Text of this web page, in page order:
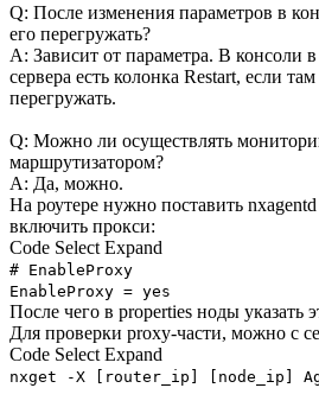
Q: После изменения параметров в
его перегружать?
A: Зависит от параметра. В консоли
сервера есть колонка Restart, если
перегружать.
Q: Можно ли осуществлять
маршрутизатором?
A: Да, можно.
На роутере нужно поставить
включить прокси:
Code Select Expand
# EnableProxy
EnableProxy = yes
После чего в properties ноды указать
Для проверки proxy-части, можно с
Code Select Expand
nxget -X [router_ip] [node_ip]